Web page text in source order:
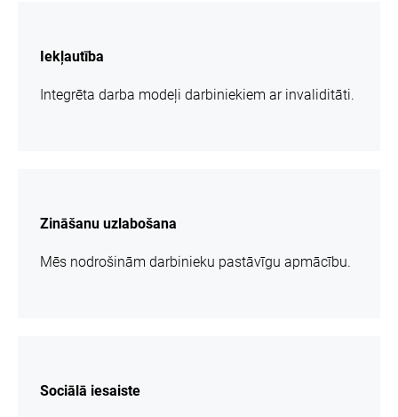
Iekļautība
Integrēta darba modeļi darbiniekiem ar invaliditāti.
Zināšanu uzlabošana
Mēs nodrošinām darbinieku pastāvīgu apmācību.
Sociālā iesaiste